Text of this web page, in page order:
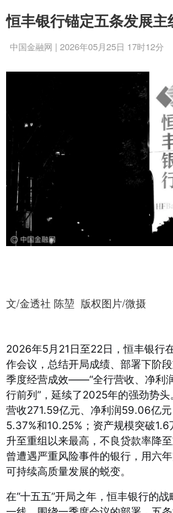
恒丰银行锚定五条发展主
中国金融网 | 2026年05月25日 17时12分
文/金透社 陈堃 版权图片/微摄
2026年5月21日至22日，恒丰银行
作会议，总结开局成绩、部署下阶
季度经营成效——“全行营收、净利
行前列”，延续了2025年的强劲势
营收271.59亿元、净利润59.06亿
5.37%和10.25% ；资产规模突破
升至重组以来最高，不良贷款率降
曾遭遇严重风险事件的银行，用六
可持续高质量发展的蜕变。
在“十五五”开局之年，恒丰银行的